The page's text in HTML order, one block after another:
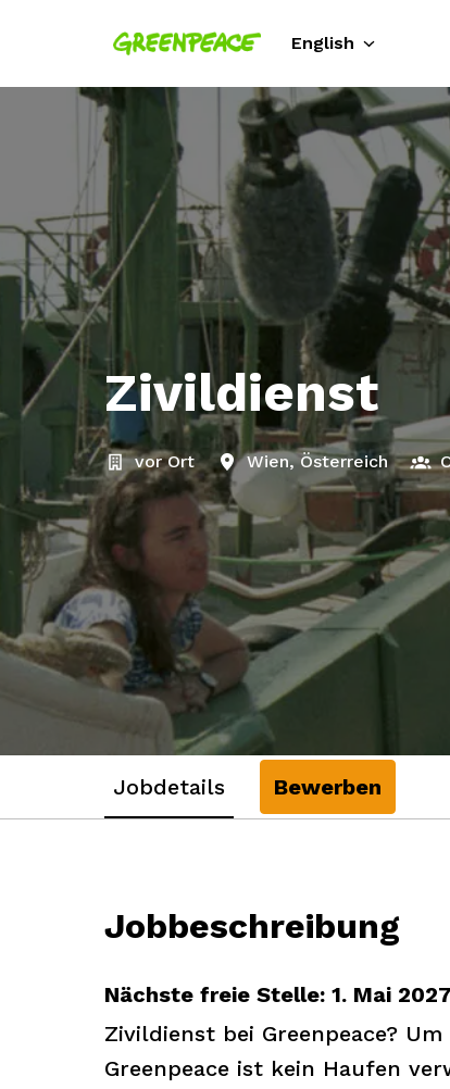
Homepage
English
Zivildienst
vor Ort Wien, Österreich
Jobdetails Bewerben
Jobbeschreibung
Nächste freie Stelle: 1. Mai 2027
Zivildienst bei Greenpeace?
Greenpeace ist kein Haufen